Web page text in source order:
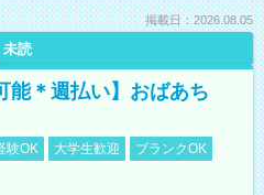
掲載日：2026.08.05
未読
能＊週払い】おばあち
験OK 大学生歓迎
ブランクOK